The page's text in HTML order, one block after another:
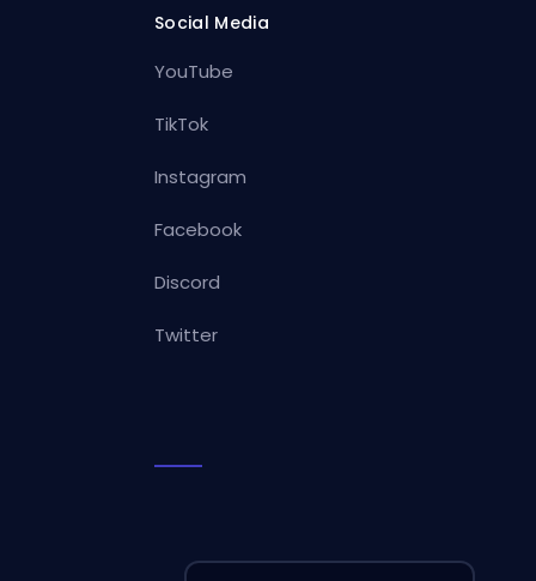
Social Media
YouTube
TikTok
Instagram
Facebook
Discord
Twitter